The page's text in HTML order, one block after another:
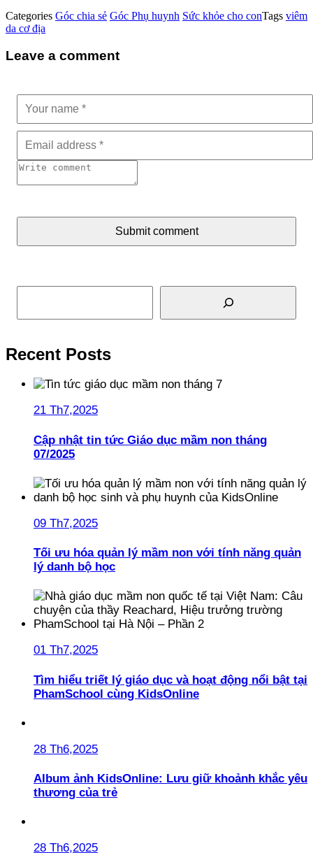
Categories Góc chia sẻ Góc Phụ huynh Sức khỏe cho conTags viêm
da cơ địa
Leave a comment
Submit comment
Tìm kiếm
Recent Posts
21 Th7,2025
Cập nhật tin tức Giáo dục mầm non tháng
07/2025
09 Th7,2025
Tối ưu hóa quản lý mầm non với tính năng quản
lý danh bộ học
01 Th7,2025
Tìm hiểu triết lý giáo dục và hoạt động nổi bật tại
PhamSchool cùng KidsOnline
28 Th6,2025
Album ảnh KidsOnline: Lưu giữ khoảnh khắc yêu
thương của trẻ
28 Th6,2025